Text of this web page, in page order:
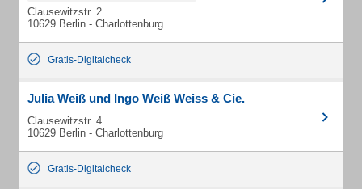
Clausewitzstr. 2
10629 Berlin - Charlottenburg
Gratis-Digitalcheck
Julia Weiß und Ingo Weiß Weiss & Cie.
Clausewitzstr. 4
10629 Berlin - Charlottenburg
Gratis-Digitalcheck